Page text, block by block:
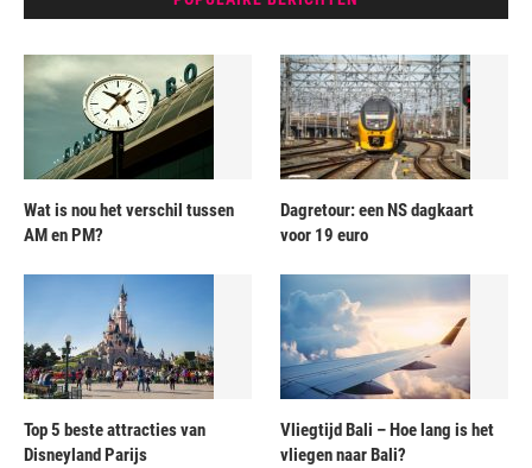
Wat is nou het verschil tussen
AM en PM?
Dagretour: een NS dagkaart
voor 19 euro
Top 5 beste attracties van
Disneyland Parijs
Vliegtijd Bali – Hoe lang is het
vliegen naar Bali?